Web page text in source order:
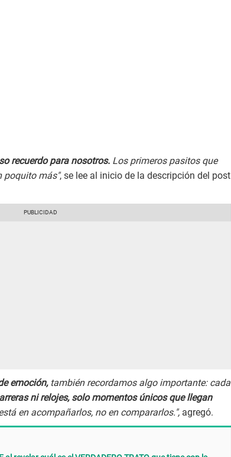
recuerdo para nosotros. Los primeros pasitos que
poquito más", se lee al inicio de la descripción del post
emoción,también recordamos algo importante: cada
ni relojes, solo momentos únicos que llegan
en acompañarlos, no en compararlos.", agregó.